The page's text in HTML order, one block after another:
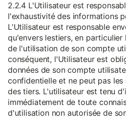
2.2.4 L'Utilisateur est
l'exhaustivité des informations
L'Utilisateur est responsable
qu'envers lestiers, en particulier
de l'utilisation de son compte
conséquent, l'Utilisateur est
données de son compte
confidentielle et ne peut pas
des tiers. L'utilisateur est tenu
immédiatement de toute
d'utilisation non autorisée de